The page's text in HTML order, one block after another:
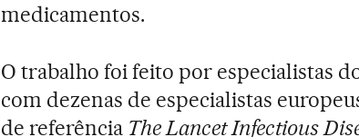
medicamentos.
O trabalho foi feito por especialistas
com dezenas de especialistas
de referência The Lancet Infectious